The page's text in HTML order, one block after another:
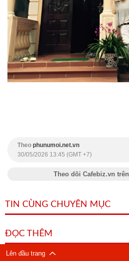
Theo phunumoi.net.vn
30/05/2026 13:45 (GMT +7)
Theo dõi Cafebiz.vn trên
TIN CÙNG CHUYÊN MỤC
ĐỌC THÊM
Lên đầu trang